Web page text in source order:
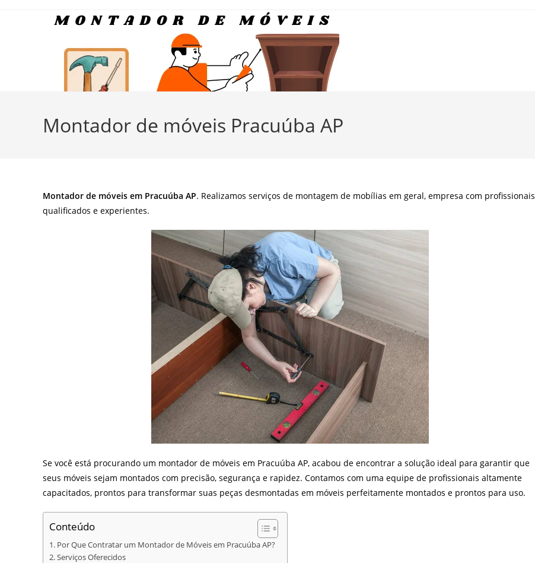
Montador de móveis Pracuúba AP
Montador de móveis em Pracuúba AP. Realizamos serviços de montagem de mobílias em geral, empresa com profissionais
qualificados e experientes.
Se você está procurando um montador de móveis em Pracuúba AP, acabou de encontrar a solução ideal para garantir que
seus móveis sejam montados com precisão, segurança e rapidez. Contamos com uma equipe de profissionais altamente
capacitados, prontos para transformar suas peças desmontadas em móveis perfeitamente montados e prontos para uso.
Conteúdo
Por Que Contratar um Montador de Móveis em Pracuúba AP?
Serviços Oferecidos